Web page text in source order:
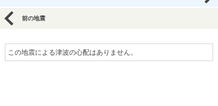
前の地震
この地震による津波の心配はありません。